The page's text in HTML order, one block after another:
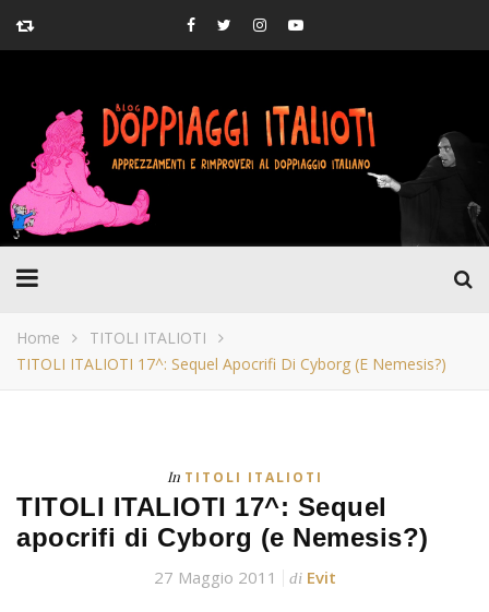
Home
TITOLI ITALIOTI
TITOLI ITALIOTI 17^: Sequel Apocrifi Di Cyborg (e Nemesis?)
In TITOLI ITALIOTI
TITOLI ITALIOTI 17^: Sequel
apocrifi di Cyborg (e Nemesis?)
27 Maggio 2011 di Evit